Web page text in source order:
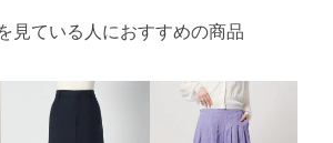
見ている人におすすめの商品